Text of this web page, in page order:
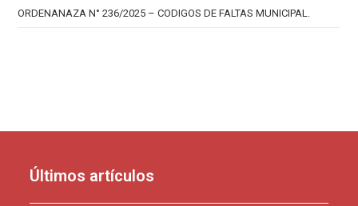
ORDENANAZA N° 236/2025 – CODIGOS DE FALTAS MUNICIPAL.
Últimos artículos